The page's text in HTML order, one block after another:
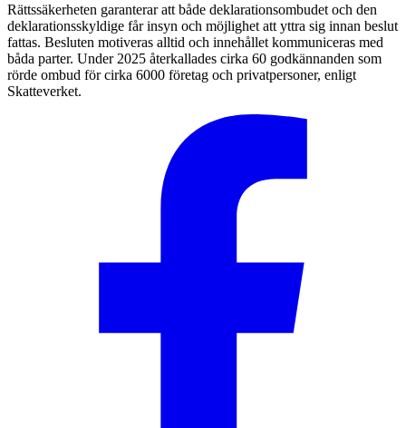
Rättssäkerheten garanterar att både deklarationsombudet och den
deklarationsskyldige får insyn och möjlighet att yttra sig innan beslut
fattas. Besluten motiveras alltid och innehållet kommuniceras med
båda parter. Under 2025 återkallades cirka 60 godkännanden som
rörde ombud för cirka 6000 företag och privatpersoner, enligt
Skatteverket.